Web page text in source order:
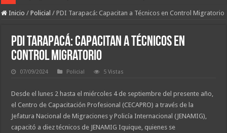
Inicio / Policial / PDI Tarapacá: Capacitan a Técnicos en Control Migratorio
PDI Tarapacá: Capacitan a Técnicos en
Control Migratorio
07/09/2024 Policial 5 Vistas
Desde el lunes 2 hasta el miércoles 4 de septiembre del presente año,
el Centro de Capacitación Profesional (CECAPRO) a través de la
Jefatura Nacional de Migraciones y Policía Internacional (JENAMIG),
capacitó a diez técnicos de JENAMIG Iquique, quienes se